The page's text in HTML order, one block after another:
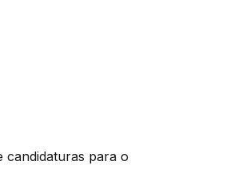
candidaturas para o